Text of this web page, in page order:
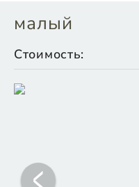
малый
Стоимость: